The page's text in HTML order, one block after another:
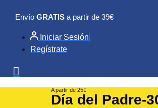
contenido
Envío GRATIS a partir de 39€
Iniciar Sesión
Regístrate
A partir de 25€
Día del Padre-